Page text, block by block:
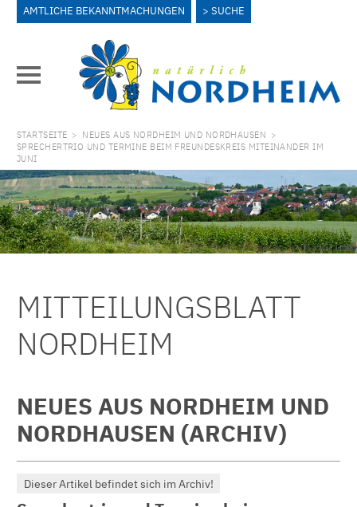
AMTLICHE BEKANNTMACHUNGEN SUCHE
STARTSEITE > NEUES AUS NORDHEIM UND NORDHAUSEN >
SPRECHERTRIO UND TERMINE BEIM FREUNDESKREIS MITEINANDER IM
JUNI
MITTEILUNGSBLATT
NORDHEIM
NEUES AUS NORDHEIM UND
NORDHAUSEN (ARCHIV)
Dieser Artikel befindet sich im Archiv!